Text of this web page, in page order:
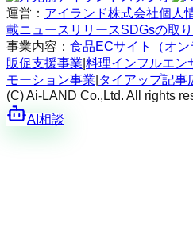
運営： アイランド株式会社個人
載ニュースリリースSDGsの取
事業内容： 食品ECサイト（オン
販促支援事業 料理インフルエン
モーション事業 タイアップ記事
(C) Ai-LAND Co.,Ltd. All rights
AI相談